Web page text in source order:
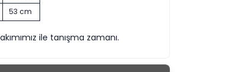
53 cm
ile tanışma zamanı.